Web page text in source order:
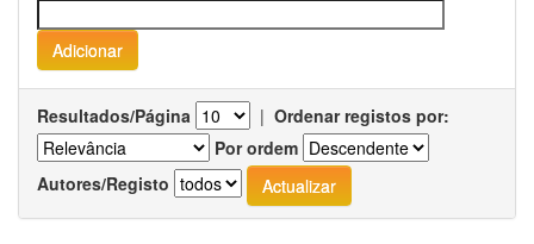
Resultados/Página | Ordenar registos por:
Por ordem
Autores/Registo